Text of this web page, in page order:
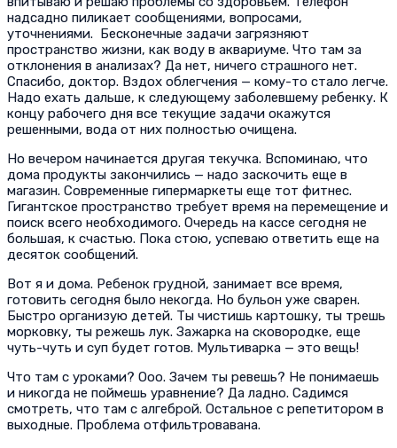
надсадно пиликает сообщениями, вопросами,
уточнениями. Бесконечные задачи загрязняют
пространство жизни, как воду в аквариуме. Что там за
отклонения в анализах? Да нет, ничего страшного нет.
Спасибо, доктор. Вздох облегчения — кому-то стало легче.
Надо ехать дальше, к следующему заболевшему ребенку. К
концу рабочего дня все текущие задачи окажутся
решенными, вода от них полностью очищена.
Но вечером начинается другая текучка. Вспоминаю, что
дома продукты закончились — надо заскочить еще в
магазин. Современные гипермаркеты еще тот фитнес.
Гигантское пространство требует время на перемещение и
поиск всего необходимого. Очередь на кассе сегодня не
большая, к счастью. Пока стою, успеваю ответить еще на
десяток сообщений.
Вот я и дома. Ребенок грудной, занимает все время,
готовить сегодня было некогда. Но бульон уже сварен.
Быстро организую детей. Ты чистишь картошку, ты трешь
морковку, ты режешь лук. Зажарка на сковородке, еще
чуть-чуть и суп будет готов. Мультиварка — это вещь!
Что там с уроками? Ооо. Зачем ты ревешь? Не понимаешь
и никогда не поймешь уравнение? Да ладно. Садимся
смотреть, что там с алгеброй. Остальное с репетитором в
выходные. Проблема отфильтровавана.